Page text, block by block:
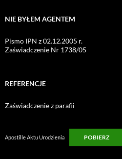
NIE BYŁEM AGENTEM
Pismo IPN z 02.12.2005 r.
Zaświadczenie Nr 1738/05
REFERENCJE
Zaświadczenie z parafii
Apostille Aktu Urodzienia POBIERZ